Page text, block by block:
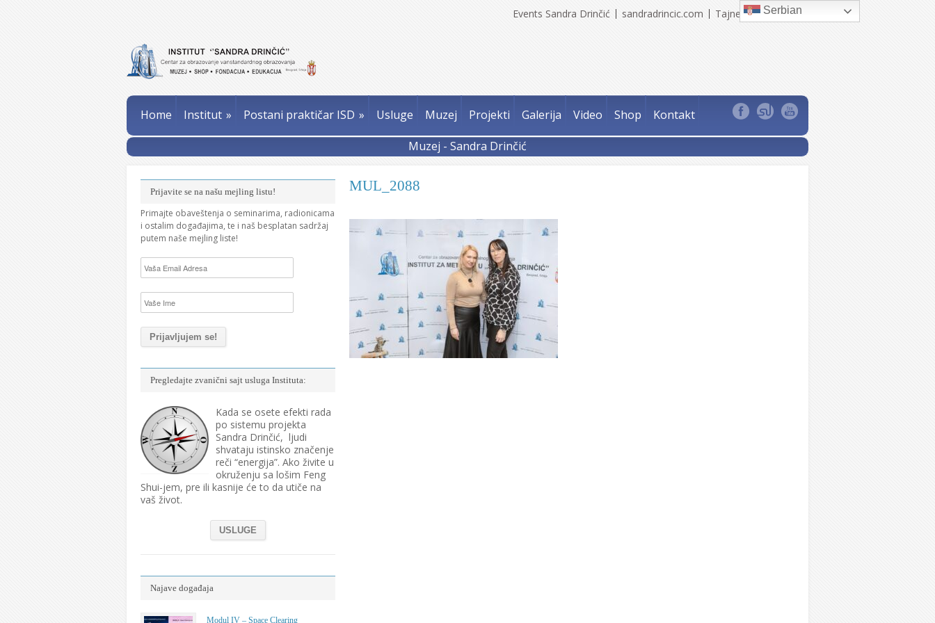
Events Sandra Drinčić sandradrincic.com Tajne Sandra Drinčić
Home Institut » Postani praktičar ISD » Usluge Muzej Projekti Galerija Video Shop Kontakt
Muzej - Sandra Drinčić
MUL_2088
Prijavite se na našu mejling listu!
Primajte obaveštenja o seminarima, radionicama
i ostalim događajima, te i naš besplatan sadržaj
putem naše mejling liste!
Pregledajte zvanični sajt usluga Instituta:
Kada se osete efekti rada
po sistemu projekta
Sandra Drinčić, ljudi
shvataju istinsko značenje
reči “energija”. Ako živite u
okruženju sa lošim Feng
Shui-jem, pre ili kasnije će to da utiče na
vaš život.
USLUGE
Najave događaja
Modul IV – Space Clearing
Serbian